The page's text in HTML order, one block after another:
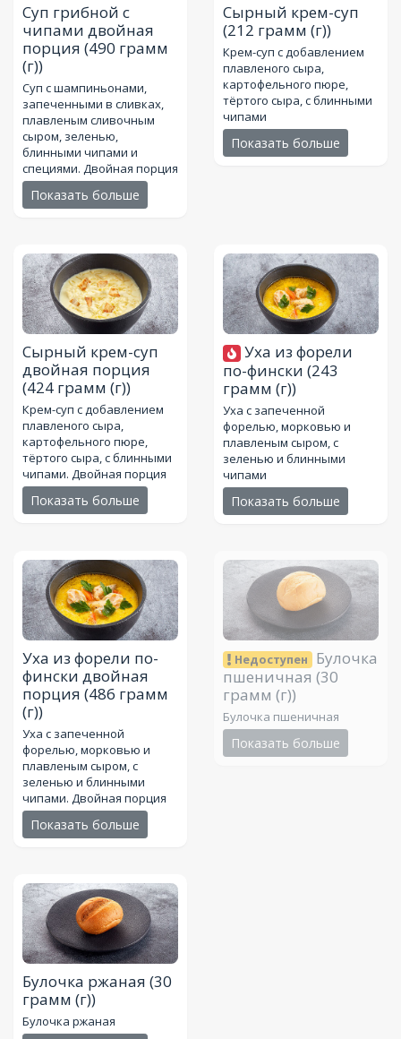
Суп грибной с
чипами двойная
порция (490 грамм
(г))
Суп с шампиньонами,
запеченными в сливках,
плавленым сливочным
сыром, зеленью,
блинными чипами и
специями. Двойная порция
Показать больше
Сырный крем-суп
(212 грамм (г))
Крем-суп с добавлением
плавленого сыра,
картофельного пюре,
тёртого сыра, с блинными
чипами
Показать больше
Сырный крем-суп
двойная порция
(424 грамм (г))
Крем-суп с добавлением
плавленого сыра,
картофельного пюре,
тёртого сыра, с блинными
чипами. Двойная порция
Показать больше
Уха из форели
по-фински (243
грамм (г))
Уха с запеченной
форелью, морковью и
плавленым сыром, с
зеленью и блинными
чипами
Показать больше
Уха из форели по-
фински двойная
порция (486 грамм
(г))
Уха с запеченной
форелью, морковью и
плавленым сыром, с
зеленью и блинными
чипами. Двойная порция
Показать больше
Недоступен
Булочка
пшеничная (30
грамм (г))
Булочка пшеничная
Показать больше
Булочка ржаная (30
грамм (г))
Булочка ржаная